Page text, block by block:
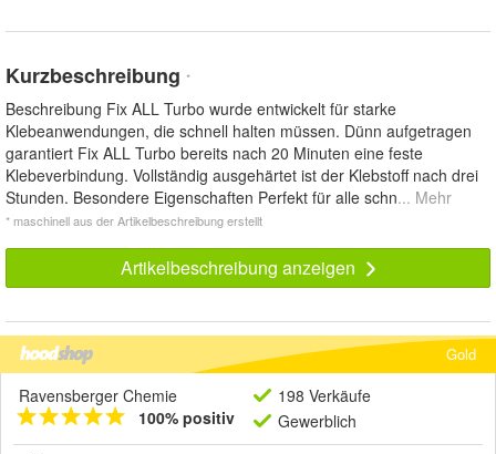
Kurzbeschreibung *
Beschreibung Fix ALL Turbo wurde entwickelt für starke
Klebeanwendungen, die schnell halten müssen. Dünn aufgetragen
garantiert Fix ALL Turbo bereits nach 20 Minuten eine feste
Klebeverbindung. Vollständig ausgehärtet ist der Klebstoff nach drei
Stunden. Besondere Eigenschaften Perfekt für alle schn... Mehr
* maschinell aus der Artikelbeschreibung erstellt
Artikelbeschreibung anzeigen
Gold
Ravensberger Chemie
100% positiv
198 Verkäufe
Gewerblich